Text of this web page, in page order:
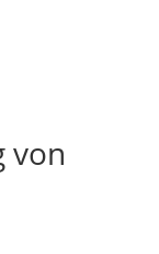
von